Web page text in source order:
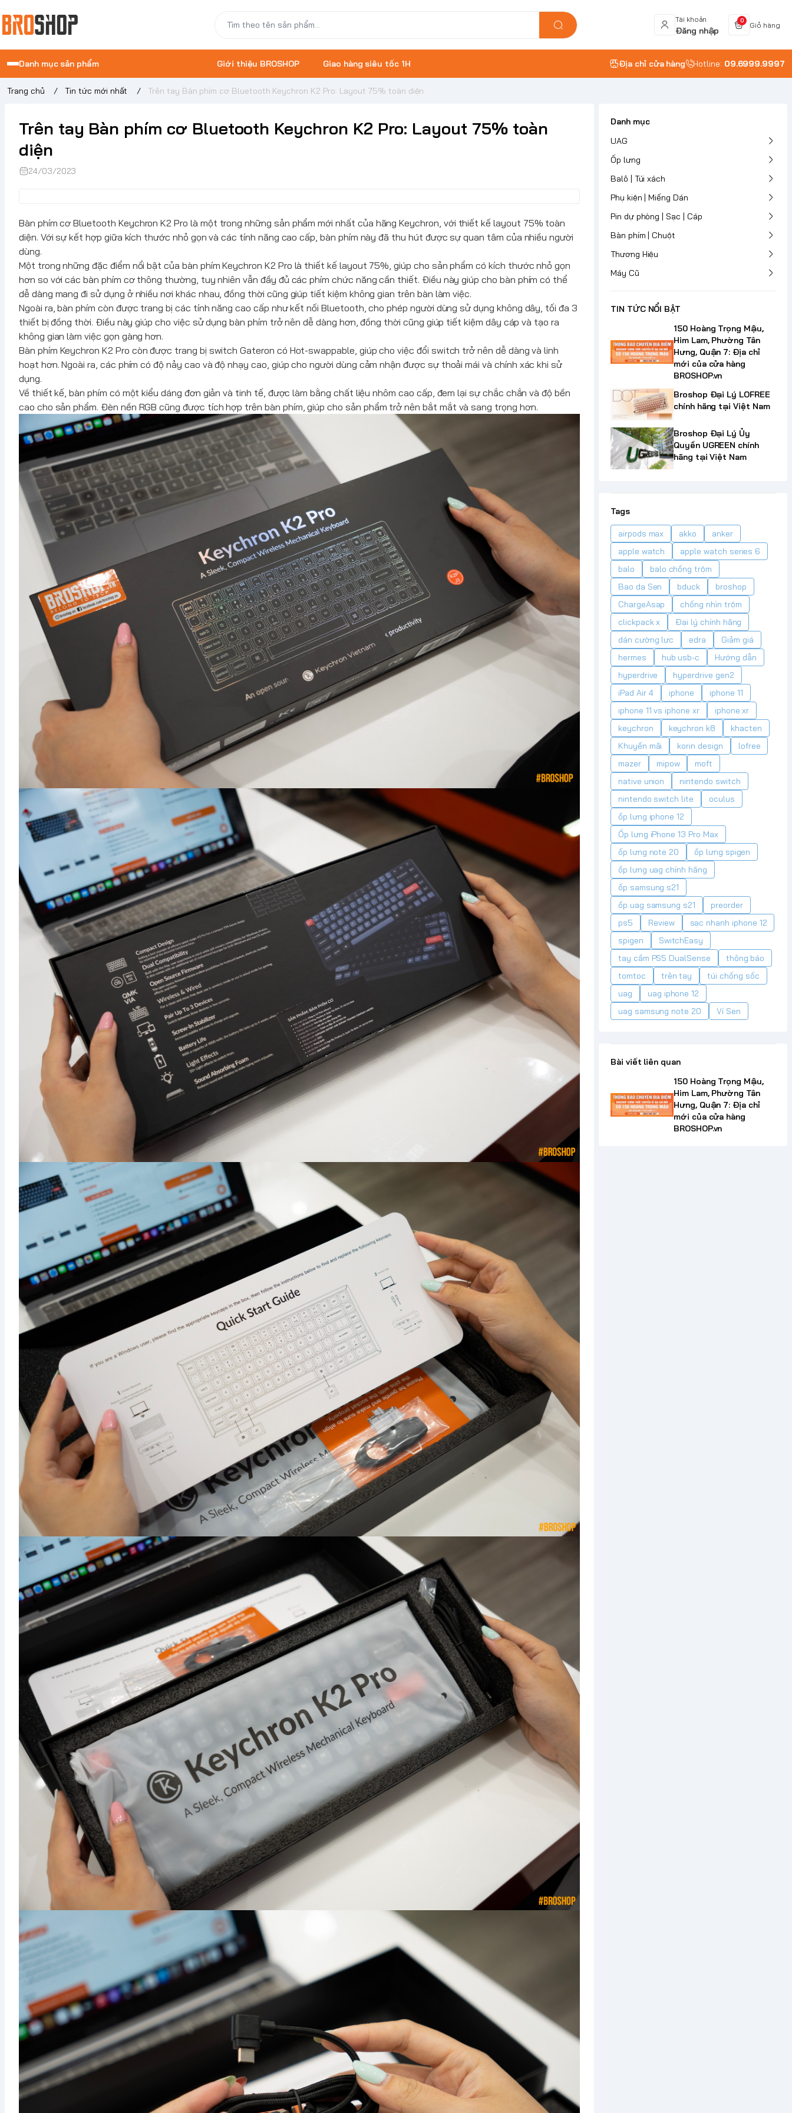
Tài khoản
Đăng nhập
0
Giỏ hàng
Danh mục sản phẩm Giới thiệu BROSHOP Giao hàng siêu tốc 1H Địa chỉ cửa hàng Hotline: 09.6999.9997
Trang chủ / Tin tức mới nhất / Trên tay Bàn phím cơ Bluetooth Keychron K2 Pro: Layout 75% toàn diện
Trên tay Bàn phím cơ Bluetooth Keychron K2 Pro: Layout 75% toàn
diện
24/03/2023
Bàn phím cơ Bluetooth Keychron K2 Pro là một trong những sản phẩm mới nhất của hãng Keychron, với thiết kế layout 75% toàn
diện. Với sự kết hợp giữa kích thước nhỏ gọn và các tính năng cao cấp, bàn phím này đã thu hút được sự quan tâm của nhiều người
dùng.
Một trong những đặc điểm nổi bật của bàn phímKeychron K2 Pro là thiết kế layout 75%, giúp cho sản phẩm có kích thước nhỏ gọn
hơn so với các bàn phím cơ thông thường, tuy nhiên vẫn đầy đủ các phím chức năng cần thiết. Điều này giúp cho bàn phím có thể
dễ dàng mang đi sử dụng ở nhiều nơi khác nhau, đồng thời cũng giúp tiết kiệm không gian trên bàn làm việc.
Ngoài ra, bàn phím còn được trang bị các tính năng cao cấp như kết nối Bluetooth, cho phép người dùng sử dụng không dây, tối đa 3
thiết bị đồng thời. Điều này giúp cho việc sử dụng bàn phím trở nên dễ dàng hơn, đồng thời cũng giúp tiết kiệm dây cáp và tạo ra
không gian làm việc gọn gàng hơn.
Bàn phím Keychron K2 Pro còn được trang bị switch Gateron có Hot-swappable, giúp cho việc đổi switch trở nên dễ dàng và linh
hoạt hơn. Ngoài ra, các phím có độ nảy cao và độ nhạy cao, giúp cho người dùng cảm nhận được sự thoải mái và chính xác khi sử
dụng.
Về thiết kế, bàn phím có một kiểu dáng đơn giản và tinh tế, được làm bằng chất liệu nhôm cao cấp, đem lại sự chắc chắn và độ bền
cao cho sản phẩm. Đèn nền RGB cũng được tích hợp trên bàn phím, giúp cho sản phẩm trở nên bắt mắt và sang trọng hơn.
Danh mục
UAG
Ốp lưng
Balô | Túi xách
Phụ kiện | Miếng Dán
Pin dự phòng | Sạc | Cáp
Bàn phím | Chuột
Thương Hiệu
Máy Cũ
TIN TỨC NỔI BẬT
150 Hoàng Trọng Mậu,
Him Lam, Phường Tân
Hưng, Quận 7: Địa chỉ
mới của cửa hàng
BROSHOP.vn
Broshop Đại Lý LOFREE
chính hãng tại Việt Nam
Broshop Đại Lý Ủy
Quyền UGREEN chính
hãng tại Việt Nam
Tags
airpods max akko
anker
apple watch
apple watch series 6
balo
balo chống trộm
Bao da Sen
bduck
broshop
ChargeAsap
chống nhìn trộm
clickpack x
Đại lý chính hãng
dán cường lực
edra
Giảm giá
hermes
hub usb-c
Hướng dẫn
hyperdrive
hyperdrive gen2
iPad Air 4
iphone
iphone 11
iphone 11 vs iphone xr
iphone xr
keychron
keychron k8
khacten
Khuyến mãi
korin design
lofree
mazer
mipow
moft
native union
nintendo switch
nintendo switch lite
oculus
ốp lưng iphone 12
Ốp lưng iPhone 13 Pro Max
ốp lưng note 20
ốp lưng spigen
ốp lưng uag chính hãng
ốp samsung s21
ốp uag samsung s21
preorder
ps5
Review
sạc nhanh iphone 12
spigen
SwitchEasy
tay cầm PS5 DualSense
thông báo
tomtoc
trên tay
túi chống sốc
uag
uag iphone 12
uag samsung note 20
Ví Sen
Bài viết liên quan
150 Hoàng Trọng Mậu,
Him Lam, Phường Tân
Hưng, Quận 7: Địa chỉ
mới của cửa hàng
BROSHOP.vn